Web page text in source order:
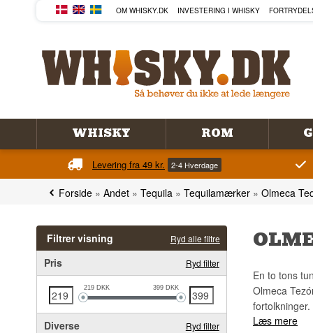
OM WHISKY.DK INVESTERING I WHISKY
WHISKY ROM
Levering fra 49 kr. 2-4 Hverdage
Forside » Andet » Tequila » Tequilamærker » Olmeca
Filtrer visning Ryd alle filtre
Pris Ryd filter
219 DKK 399 DKK
Diverse Ryd filter
En to tons
Olmeca
Læs mere